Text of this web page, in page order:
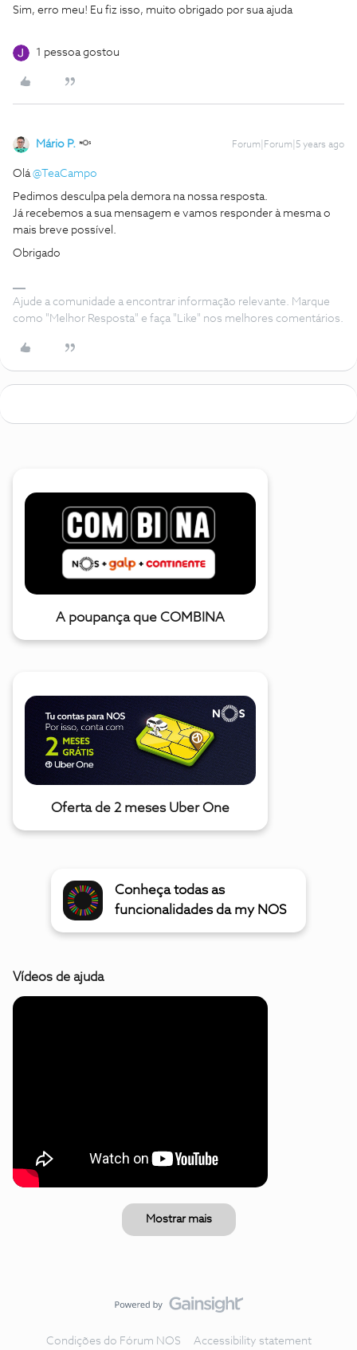
Sim, erro meu! Eu fiz isso, muito obrigado por sua ajuda
1 pessoa gostou
Mário P. Forum|Forum|5 years ago
Olá@TeaCampo
Pedimos desculpa pela demora na nossa resposta.
Já recebemos a sua mensagem e vamos responder à mesma o
mais breve possível.
Obrigado
Ajude a comunidade a encontrar informação relevante. Marque
como "Melhor Resposta" e faça "Like" nos melhores comentários.
A poupança que COMBINA
Oferta de 2 meses Uber One
Conheça todas as
funcionalidades da my NOS
Vídeos de ajuda
Mostrar mais
Condições do Fórum NOS Accessibility statement